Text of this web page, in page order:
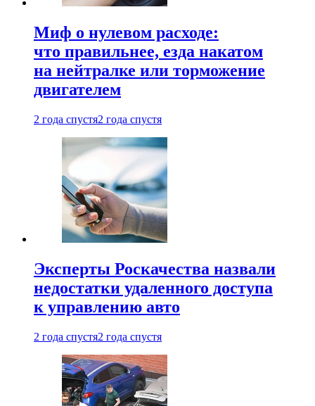
Миф о нулевом расходе:
что правильнее, езда накатом
на нейтралке или торможение
двигателем
2 года спустя2 года спустя
Эксперты Роскачества назвали
недостатки удаленного доступа
к управлению авто
2 года спустя2 года спустя